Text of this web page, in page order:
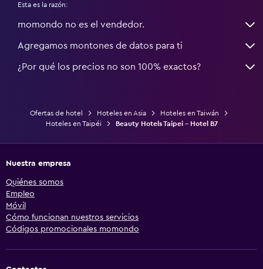
Esta es la razón:
momondo no es el vendedor.
Agregamos montones de datos para ti
¿Por qué los precios no son 100% exactos?
Ofertas de hotel Hoteles en Asia
Hoteles en Taiwán
Hoteles en Taipéi
Beauty Hotels Taipei - Hotel B7
Nuestra empresa
Quiénes somos
Empleo
Móvil
Cómo funcionan nuestros servicios
Códigos promocionales momondo